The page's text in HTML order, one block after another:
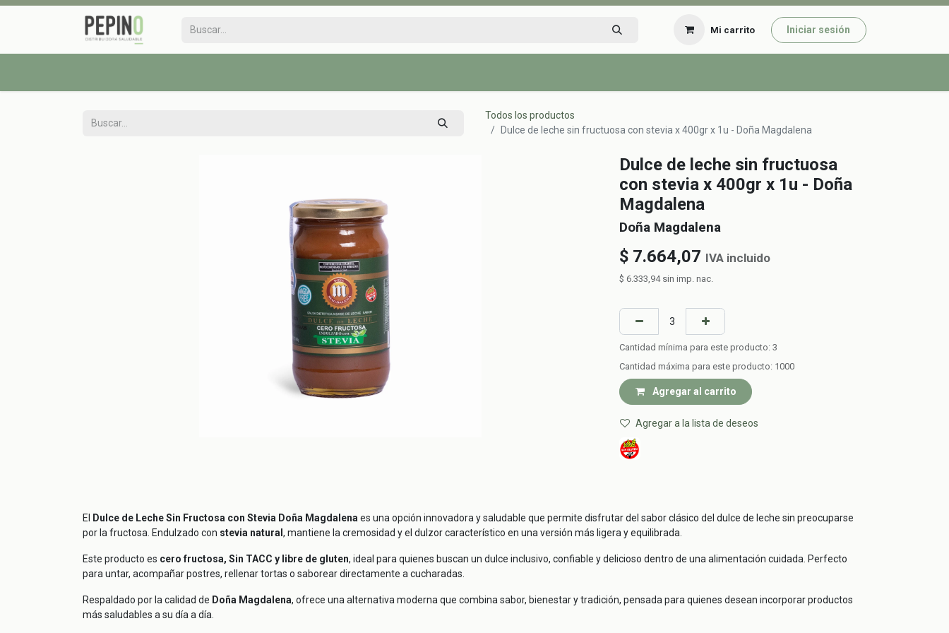
Mi carrito Iniciar sesión
Todos los productos
Dulce de leche sin fructuosa con stevia x 400gr x 1u - Doña Magdalena
Dulce de leche sin fructuosa
con stevia x 400gr x 1u - Doña
Magdalena
Doña Magdalena
$ 7.664,07 IVA incluido
$ 6.333,94 sin imp. nac.
Cantidad mínima para este producto: 3
Cantidad máxima para este producto: 1000
Agregar al carrito
Agregar a la lista de deseos
El Dulce de Leche Sin Fructosa con Stevia Doña Magdalena es una opción innovadora y saludable que permite disfrutar del sabor clásico del dulce de leche sin preocuparse
por la fructosa. Endulzado con stevia natural, mantiene la cremosidad y el dulzor característico en una versión más ligera y equilibrada.
Este producto es cero fructosa, Sin TACC y libre de gluten, ideal para quienes buscan un dulce inclusivo, confiable y delicioso dentro de una alimentación cuidada. Perfecto
para untar, acompañar postres, rellenar tortas o saborear directamente a cucharadas.
Respaldado por la calidad de Doña Magdalena, ofrece una alternativa moderna que combina sabor, bienestar y tradición, pensada para quienes desean incorporar productos
más saludables a su día a día.